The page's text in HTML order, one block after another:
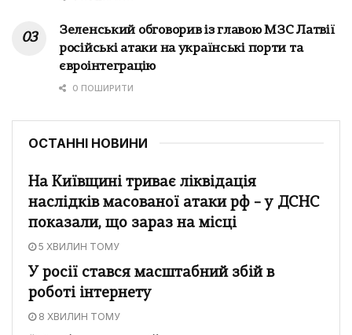
Зеленський обговорив із главою МЗС Латвії
російські атаки на українські порти та
євроінтеграцію
0 ПОШИРИТИ
ОСТАННІ НОВИНИ
На Київщині триває ліквідація
наслідків масованої атаки рф – у ДСНС
показали, що зараз на місці
5 ХВИЛИН ТОМУ
У росії стався масштабний збій в
роботі інтернету
8 ХВИЛИН ТОМУ